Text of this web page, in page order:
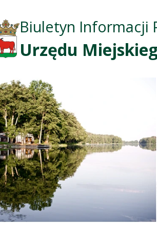
Biuletyn Informacji
Urzędu